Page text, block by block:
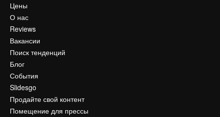
Цены
О нас
Reviews
Вакансии
Поиск тенденций
Блог
События
Slidesgo
Продайте свой контент
Помещение для прессы